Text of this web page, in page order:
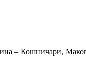
– Кошничари,